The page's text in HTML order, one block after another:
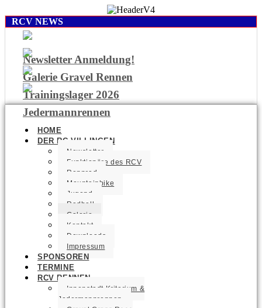
RCV NEWS
Newsletter Anmeldung!
Galerie Gravel Rennen
Trainingslager 2026
Jedermannrennen
HOME
DER RC VILLINGEN
Newsletter
Funktionäre des RCV
Rennrad
Mountainbike
Jugend
Radball
Galerie
Kontakt
Downloads
Impressum
SPONSOREN
TERMINE
RCV RENNEN
Innenstadt Kriterium &
Jedermannrennen